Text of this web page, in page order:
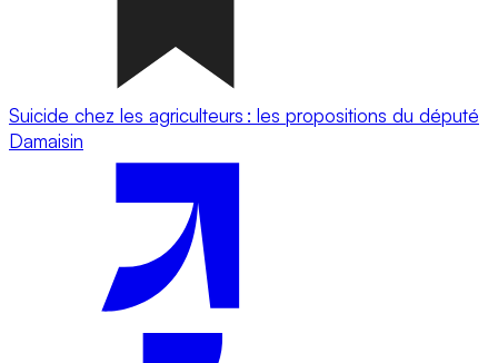
Suicide chez les agriculteurs : les propositions du député
Damaisin